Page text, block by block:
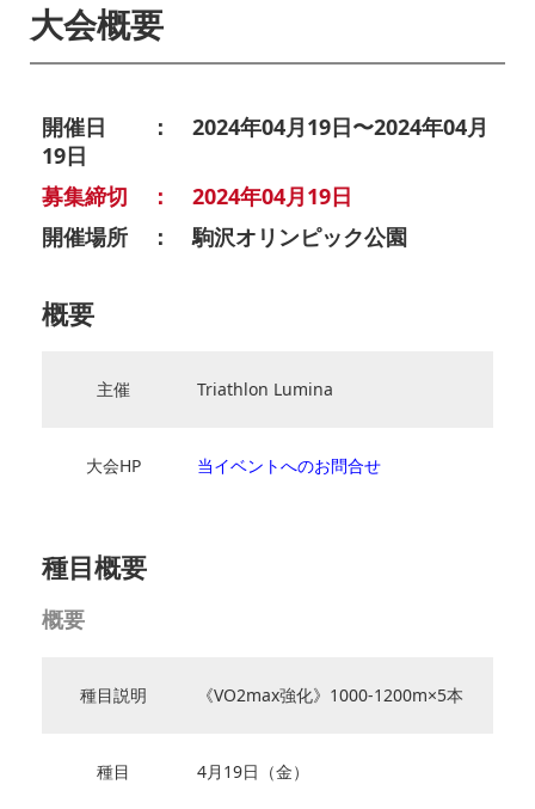
大会概要
開催日 ： 2024年04月19日〜2024年04月
19日
募集締切 ： 2024年04月19日
開催場所 ： 駒沢オリンピック公園
概要
主催 Triathlon Lumina
大会HP 当イベントへのお問合せ
種目概要
概要
種目説明 《VO2max強化》1000-1200m×5本
種目 4月19日（金）